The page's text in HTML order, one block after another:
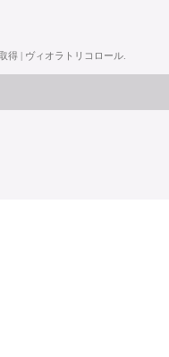
得 | ヴィオラトリコロール